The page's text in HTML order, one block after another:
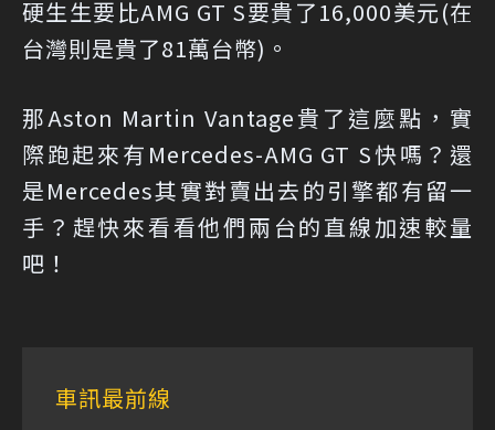
硬生生要比AMG GT S要貴了16,000美元(在
台灣則是貴了81萬台幣)。
那Aston Martin Vantage貴了這麼點，實
際跑起來有Mercedes-AMG GT S快嗎？還
是Mercedes其實對賣出去的引擎都有留一
手？趕快來看看他們兩台的直線加速較量
吧！
車訊最前線